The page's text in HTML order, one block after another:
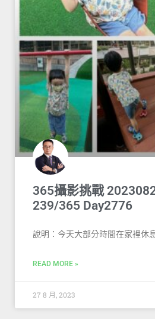
365攝影挑戰
239/365 Day2776
說明：今天大部分時間在家裡休
READ MORE »
27 8 月, 2023